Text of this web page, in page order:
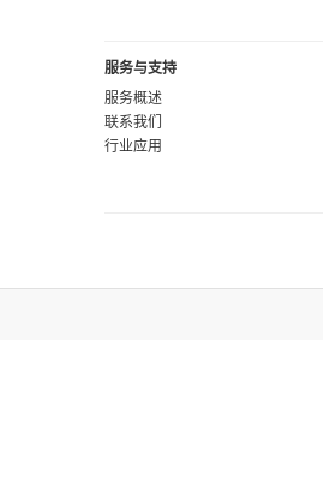
服务与支持
服务概述
联系我们
行业应用